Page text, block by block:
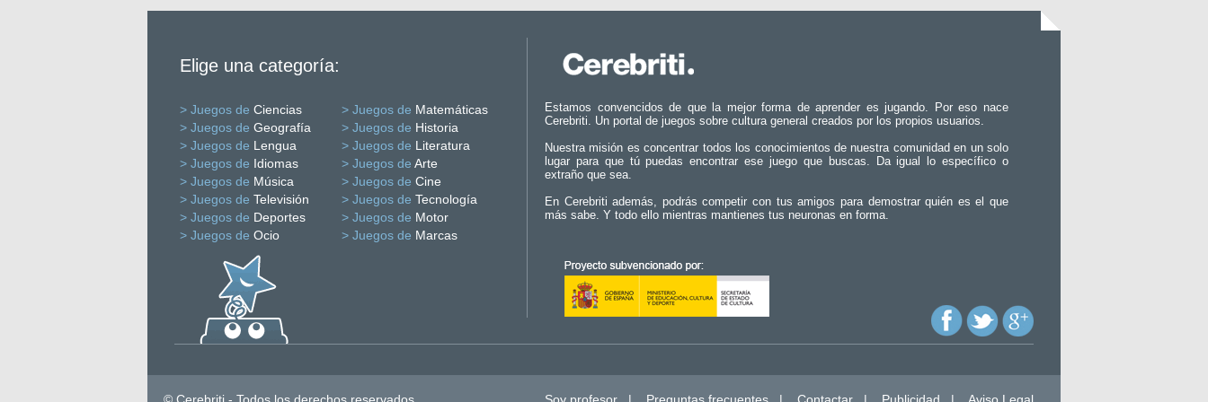
Elige una categoría:
> Juegos de Ciencias > Juegos de Matemáticas
> Juegos de Geografía > Juegos de Historia
> Juegos de Lengua > Juegos de Literatura
> Juegos de Idiomas > Juegos de Arte
> Juegos de Música > Juegos de Cine
> Juegos de Televisión > Juegos de Tecnología
> Juegos de Deportes > Juegos de Motor
> Juegos de Ocio > Juegos de Marcas
Estamos convencidos de que la mejor forma de aprender es jugando. Por eso nace
Cerebriti. Un portal de juegos sobre cultura general creados por los propios usuarios.
Nuestra misión es concentrar todos los conocimientos de nuestra comunidad en un solo
lugar para que tú puedas encontrar ese juego que buscas. Da igual lo específico o
extraño que sea.
En Cerebriti además, podrás competir con tus amigos para demostrar quién es el que
más sabe. Y todo ello mientras mantienes tus neuronas en forma.